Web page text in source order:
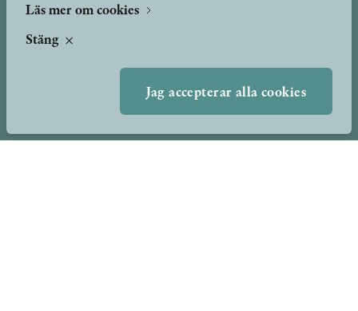
Nyheter
Podcast & video
Yukiko och Patrik möter
Läs mer om cookies
Stäng
Jag accepterar alla cookies